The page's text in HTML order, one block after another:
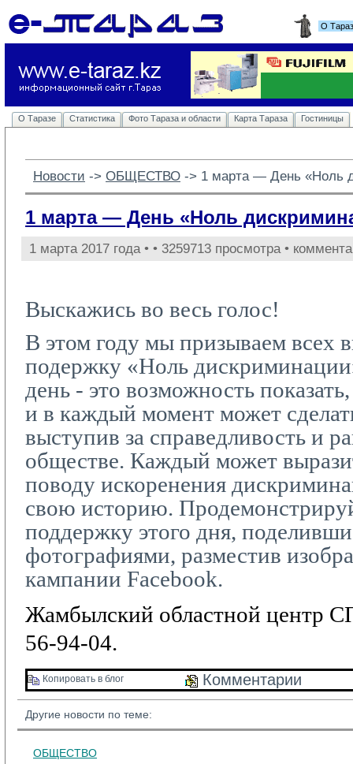
О
О Таразе Статистика Фото Тараза и области Карта Тараза Гостиницы
Новости -> ОБЩЕСТВО -> 1 марта — День «Ноль
1 марта — День «Ноль
1 марта 2017 года • • 3259713 просмотра •
Выскажись во весь голос!
В этом году мы призываем всех
подержку «Ноль
день - это возможность
и в каждый момент может
выступив за справедливость и
обществе. Каждый может
поводу искоренения
свою историю.
поддержку этого дня,
фотографиями, разместив
кампании Facebook.
Жамбылский областной центр
56-94-04.
Копировать в блог Комментарии
Другие новости по теме:
ОБЩЕСТВО